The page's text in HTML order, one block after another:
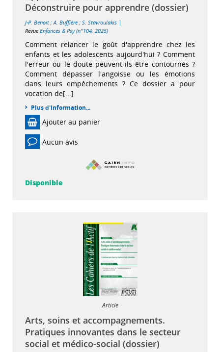
Déconstruire pour apprendre (dossier)
J-P. Benoit ;A. Buffière ; S. Stavroulakis |
Revue Enfances & Psy (n°104, 2025)
Comment relancer le goût d'apprendre chez les
enfants et les adolescents aujourd'hui ? Comment
l'erreur ou le doute peuvent-ils être contournés ?
Comment dépasser l'angoisse ou les émotions
dans leurs empêchements ? Ce dossier a pour
vocation de[...]
Plus d'information...
Ajouter au panier
Aucun avis
Disponible
Article
Arts, soins et accompagnements.
Pratiques innovantes dans le secteur
social et médico-social (dossier)